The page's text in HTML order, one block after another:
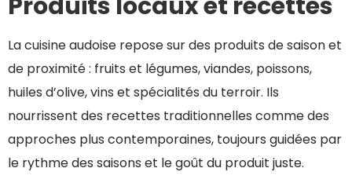
Produits locaux et recettes
La cuisine audoise repose sur des produits de saison et
de proximité : fruits et légumes, viandes, poissons,
huiles d’olive, vins et spécialités du terroir. Ils
nourrissent des recettes traditionnelles comme des
approches plus contemporaines, toujours guidées par
le rythme des saisons et le goût du produit juste.